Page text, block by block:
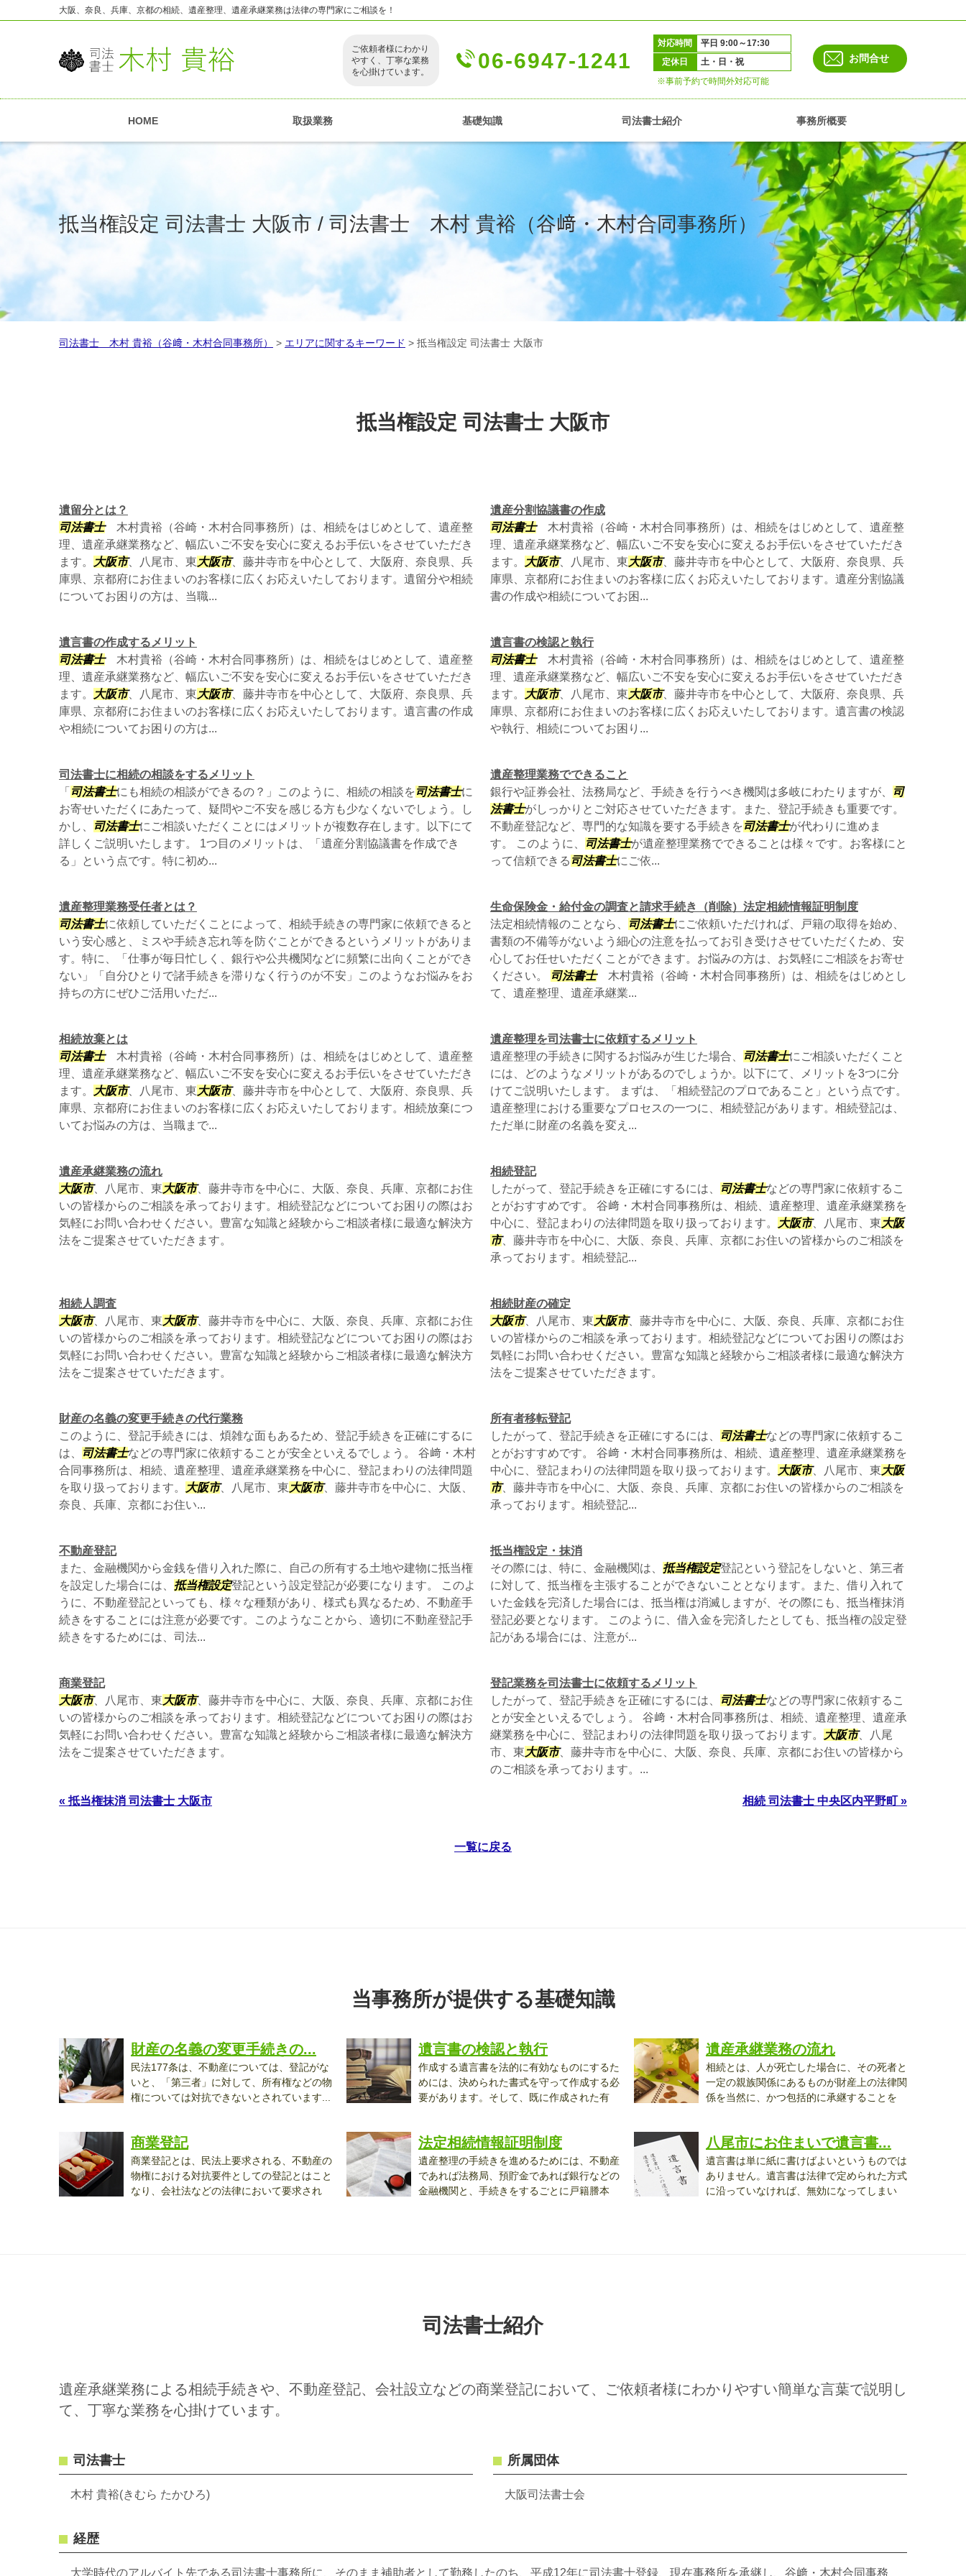
大阪、奈良、兵庫、京都の相続、遺産整理、遺産承継業務は法律の専門家にご相談を！
ご依頼者様にわかり
やすく、丁寧な業務
を心掛けています。
06-6947-1241
対応時間
平日 9:00～17:30
定休日
土・日・祝
※事前予約で時間外対応可能
お問合せ
HOME 取扱業務 基礎知識 司法書士紹介 事務所概要
抵当権設定 司法書士 大阪市 / 司法書士 木村 貴裕（谷﨑・木村合同事務所）
司法書士 木村 貴裕（谷﨑・木村合同事務所） > エリアに関するキーワード > 抵当権設定 司法書士 大阪市
抵当権設定 司法書士 大阪市
遺留分とは？
司法書士木村貴裕（谷崎・木村合同事務所）は、相続をはじめとして、遺産整
理、遺産承継業務など、幅広いご不安を安心に変えるお手伝いをさせていただき
ます。
大阪市、八尾市、東 大阪市、藤井寺市を中心として、大阪府、奈良県、兵
庫県、京都府にお住まいのお客様に広くお応えいたしております。遺留分や相続
についてお困りの方は、当職...
遺産分割協議書の作成
司法書士木村貴裕（谷崎・木村合同事務所）は、相続をはじめとして、遺産整
理、遺産承継業務など、幅広いご不安を安心に変えるお手伝いをさせていただき
ます。
大阪市、八尾市、東 大阪市、藤井寺市を中心として、大阪府、奈良県、兵
庫県、京都府にお住まいのお客様に広くお応えいたしております。遺産分割協議
書の作成や相続についてお困...
遺言書の作成するメリット
司法書士木村貴裕（谷崎・木村合同事務所）は、相続をはじめとして、遺産整
理、遺産承継業務など、幅広いご不安を安心に変えるお手伝いをさせていただき
ます。
大阪市、八尾市、東 大阪市、藤井寺市を中心として、大阪府、奈良県、兵
庫県、京都府にお住まいのお客様に広くお応えいたしております。遺言書の作成
や相続についてお困りの方は...
遺言書の検認と執行
司法書士木村貴裕（谷崎・木村合同事務所）は、相続をはじめとして、遺産整
理、遺産承継業務など、幅広いご不安を安心に変えるお手伝いをさせていただき
ます。
大阪市、八尾市、東 大阪市、藤井寺市を中心として、大阪府、奈良県、兵
庫県、京都府にお住まいのお客様に広くお応えいたしております。遺言書の検認
や執行、相続についてお困り...
司法書士に相続の相談をするメリット
「 司法書士にも相続の相談ができるの？」このように、相続の相談を 司法書士に
お寄せいただくにあたって、疑問やご不安を感じる方も少なくないでしょう。し
かし、
司法書士にご相談いただくことにはメリットが複数存在します。以下にて
詳しくご説明いたします。 1つ目のメリットは、「遺産分割協議書を作成でき
る」という点です。特に初め...
遺産整理業務でできること
銀行や証券会社、法務局など、手続きを行うべき機関は多岐にわたりますが、
司
法書士がしっかりとご対応させていただきます。また、登記手続きも重要です。
不動産登記など、専門的な知識を要する手続きを 司法書士が代わりに進めま
す。 このように、
司法書士が遺産整理業務でできることは様々です。お客様にと
って信頼できる 司法書士にご依...
遺産整理業務受任者とは？
司法書士に依頼していただくことによって、相続手続きの専門家に依頼できると
いう安心感と、ミスや手続き忘れ等を防ぐことができるというメリットがありま
す。特に、「仕事が毎日忙しく、銀行や公共機関などに頻繁に出向くことができ
ない」「自分ひとりで諸手続きを滞りなく行うのが不安」このようなお悩みをお
持ちの方にぜひご活用いただ...
生命保険金・給付金の調査と請求手続き（削除）法定相続情報証明制度
法定相続情報のことなら、
司法書士にご依頼いただければ、戸籍の取得を始め、
書類の不備等がないよう細心の注意を払ってお引き受けさせていただくため、安
心してお任せいただくことができます。お悩みの方は、お気軽にご相談をお寄せ
ください。
司法書士木村貴裕（谷崎・木村合同事務所）は、相続をはじめとし
て、遺産整理、遺産承継業...
相続放棄とは
司法書士木村貴裕（谷崎・木村合同事務所）は、相続をはじめとして、遺産整
理、遺産承継業務など、幅広いご不安を安心に変えるお手伝いをさせていただき
ます。
大阪市、八尾市、東 大阪市、藤井寺市を中心として、大阪府、奈良県、兵
庫県、京都府にお住まいのお客様に広くお応えいたしております。相続放棄につ
いてお悩みの方は、当職まで...
遺産整理を司法書士に依頼するメリット
遺産整理の手続きに関するお悩みが生じた場合、
司法書士にご相談いただくこと
には、どのようなメリットがあるのでしょうか。以下にて、メリットを3つに分
けてご説明いたします。 まずは、「相続登記のプロであること」という点です。
遺産整理における重要なプロセスの一つに、相続登記があります。相続登記は、
ただ単に財産の名義を変え...
遺産承継業務の流れ
大阪市、八尾市、東 大阪市、藤井寺市を中心に、大阪、奈良、兵庫、京都にお住
いの皆様からのご相談を承っております。相続登記などについてお困りの際はお
気軽にお問い合わせください。豊富な知識と経験からご相談者様に最適な解決方
法をご提案させていただきます。
相続登記
したがって、登記手続きを正確にするには、
司法書士などの専門家に依頼するこ
とがおすすめです。 谷﨑・木村合同事務所は、相続、遺産整理、遺産承継業務を
中心に、登記まわりの法律問題を取り扱っております。
大阪市、八尾市、東 大阪
市、藤井寺市を中心に、大阪、奈良、兵庫、京都にお住いの皆様からのご相談を
承っております。相続登記...
相続人調査
大阪市、八尾市、東 大阪市、藤井寺市を中心に、大阪、奈良、兵庫、京都にお住
いの皆様からのご相談を承っております。相続登記などについてお困りの際はお
気軽にお問い合わせください。豊富な知識と経験からご相談者様に最適な解決方
法をご提案させていただきます。
相続財産の確定
大阪市、八尾市、東 大阪市、藤井寺市を中心に、大阪、奈良、兵庫、京都にお住
いの皆様からのご相談を承っております。相続登記などについてお困りの際はお
気軽にお問い合わせください。豊富な知識と経験からご相談者様に最適な解決方
法をご提案させていただきます。
財産の名義の変更手続きの代行業務
このように、登記手続きには、煩雑な面もあるため、登記手続きを正確にするに
は、
司法書士などの専門家に依頼することが安全といえるでしょう。 谷﨑・木村
合同事務所は、相続、遺産整理、遺産承継業務を中心に、登記まわりの法律問題
を取り扱っております。
大阪市、八尾市、東 大阪市、藤井寺市を中心に、大阪、
奈良、兵庫、京都にお住い...
所有者移転登記
したがって、登記手続きを正確にするには、
司法書士などの専門家に依頼するこ
とがおすすめです。 谷﨑・木村合同事務所は、相続、遺産整理、遺産承継業務を
中心に、登記まわりの法律問題を取り扱っております。
大阪市、八尾市、東 大阪
市、藤井寺市を中心に、大阪、奈良、兵庫、京都にお住いの皆様からのご相談を
承っております。相続登記...
不動産登記
また、金融機関から金銭を借り入れた際に、自己の所有する土地や建物に抵当権
を設定した場合には、 抵当権設定登記という設定登記が必要になります。 このよ
うに、不動産登記といっても、様々な種類があり、様式も異なるため、不動産手
続きをすることには注意が必要です。このようなことから、適切に不動産登記手
続きをするためには、司法...
抵当権設定・抹消
その際には、特に、金融機関は、 抵当権設定登記という登記をしないと、第三者
に対して、抵当権を主張することができないこととなります。また、借り入れて
いた金銭を完済した場合には、抵当権は消滅しますが、その際にも、抵当権抹消
登記必要となります。 このように、借入金を完済したとしても、抵当権の設定登
記がある場合には、注意が...
商業登記
大阪市、八尾市、東 大阪市、藤井寺市を中心に、大阪、奈良、兵庫、京都にお住
いの皆様からのご相談を承っております。相続登記などについてお困りの際はお
気軽にお問い合わせください。豊富な知識と経験からご相談者様に最適な解決方
法をご提案させていただきます。
登記業務を司法書士に依頼するメリット
したがって、登記手続きを正確にするには、
司法書士などの専門家に依頼するこ
とが安全といえるでしょう。 谷﨑・木村合同事務所は、相続、遺産整理、遺産承
継業務を中心に、登記まわりの法律問題を取り扱っております。
大阪市、八尾
市、東 大阪市、藤井寺市を中心に、大阪、奈良、兵庫、京都にお住いの皆様から
のご相談を承っております。...
« 抵当権抹消 司法書士 大阪市 相続 司法書士 中央区内平野町 »
一覧に戻る
当事務所が提供する基礎知識
財産の名義の変更手続きの...
民法177条は、不動産については、登記がな
いと、「第三者」に対して、所有権などの物
権については対抗できないとされています...
遺言書の検認と執行
作成する遺言書を法的に有効なものにするた
めには、決められた書式を守って作成する必
要があります。そして、既に作成された有
遺産承継業務の流れ
相続とは、人が死亡した場合に、その死者と
一定の親族関係にあるものが財産上の法律関
係を当然に、かつ包括的に承継することを
商業登記
商業登記とは、民法上要求される、不動産の
物権における対抗要件としての登記とはこと
なり、会社法などの法律において要求され
法定相続情報証明制度
遺産整理の手続きを進めるためには、不動産
であれば法務局、預貯金であれば銀行などの
金融機関と、手続きをするごとに戸籍謄本
八尾市にお住まいで遺言書...
遺言書は単に紙に書けばよいというものでは
ありません。遺言書は法律で定められた方式
に沿っていなければ、無効になってしまい
司法書士紹介
遺産承継業務による相続手続きや、不動産登記、会社設立などの商業登記において、ご依頼者様にわかりやすい簡単な言葉で説明し
て、丁寧な業務を心掛けています。
司法書士
木村 貴裕(きむら たかひろ)
所属団体
大阪司法書士会
経歴
大学時代のアルバイト先である司法書士事務所に、そのまま補助者として勤務したのち、平成12年に司法書士登録、現在事務所を承継し、谷﨑・木村合同事務